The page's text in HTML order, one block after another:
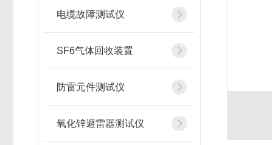
电缆故障测试仪
SF6气体回收装置
防雷元件测试仪
氧化锌避雷器测试仪